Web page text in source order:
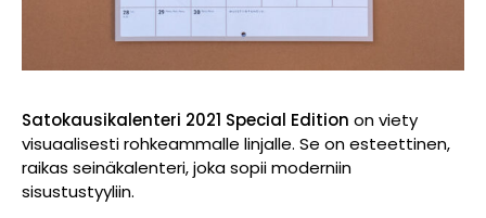
Satokausikalenteri 2021 Special Edition on viety
visuaalisesti rohkeammalle linjalle. Se on esteettinen,
raikas seinäkalenteri, joka sopii moderniin
sisustustyyliin.